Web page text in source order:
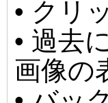
• クリ
• 過去
画像の